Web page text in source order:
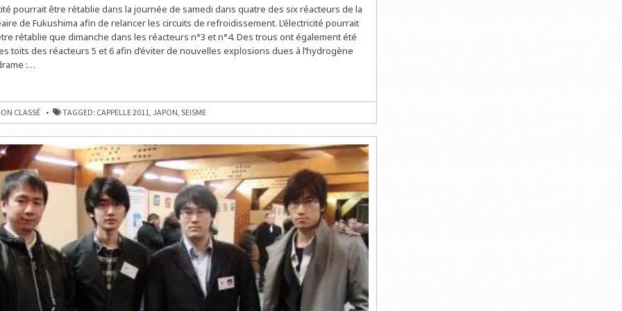
pourrait être rétablie dans la journée de samedi dans quatre des six réacteurs de la
de Fukushima afin de relancer les circuits de refroidissement. L’électricité pourrait
rétablie que dimanche dans les réacteurs n°3 et n°4. Des trous ont également été
toits des réacteurs 5 et 6 afin d’éviter de nouvelles explosions dues à l’hydrogène
:…
CLASSÉ TAGGED: CAPPELLE 2011 JAPON SEISME